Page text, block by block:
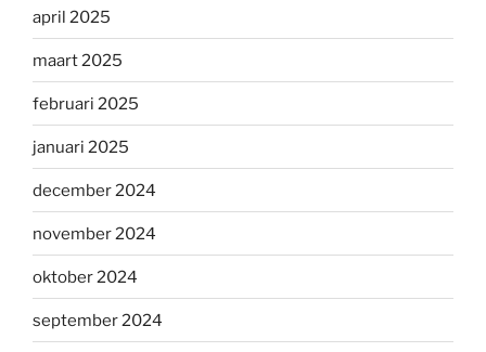
april 2025
maart 2025
februari 2025
januari 2025
december 2024
november 2024
oktober 2024
september 2024